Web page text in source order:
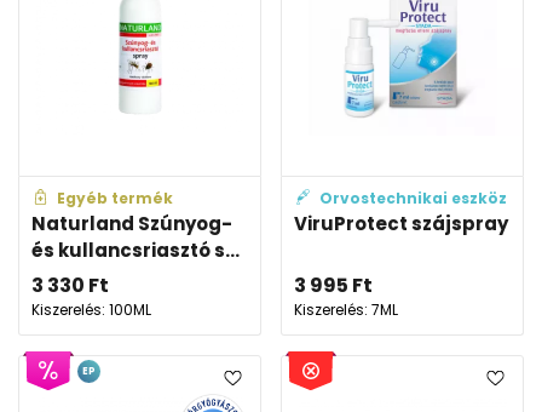
Egyéb termék
Naturland Szúnyog-
és kullancsriasztó s...
3 330 Ft
Kiszerelés: 100ML
Orvostechnikai eszköz
ViruProtect szájspray
3 995 Ft
Kiszerelés: 7ML
EP